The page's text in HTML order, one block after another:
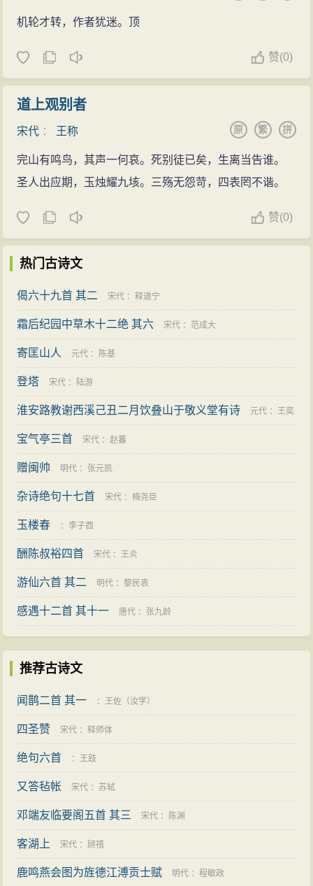
机轮才转，作者犹迷。顶
赞(0)
道上观别者
宋代 ： 王称 拼
繁
原
完山有鸣鸟，其声一何哀。死别徒已矣，生离当告谁。
圣人出应期，玉烛耀九垓。三殇无怨苛，四表罔不谐。
赞(0)
热门古诗文
偈六十九首 其二 宋代 ：释道宁
霜后纪园中草木十二绝 其六 宋代 ： 范成大
寄匡山人 元代 ： 陈基
登塔 宋代 ： 陆游
淮安路教谢西溪己丑二月饮叠山于敬义堂有诗 元代 ：王奕
宝气亭三首 宋代 ：赵蕃
赠闽帅 明代 ： 张元凯
杂诗绝句十七首 宋代 ：梅尧臣
玉楼春 ：李子酉
酬陈叔裕四首 宋代 ：王炎
游仙六首 其二 明代 ：黎民表
感遇十二首 其十一 唐代 ： 张九龄
推荐古诗文
闻鹊二首 其一 ：王佐（汝学）
四圣赞 宋代 ：释师体
绝句六首 ：王跂
又答毡帐 宋代 ： 苏轼
邓端友临要阁五首 其三 宋代 ： 陈渊
客湖上 宋代 ：顾禧
鹿鸣燕会图为旌德江溥贡士赋 明代 ：程敏政